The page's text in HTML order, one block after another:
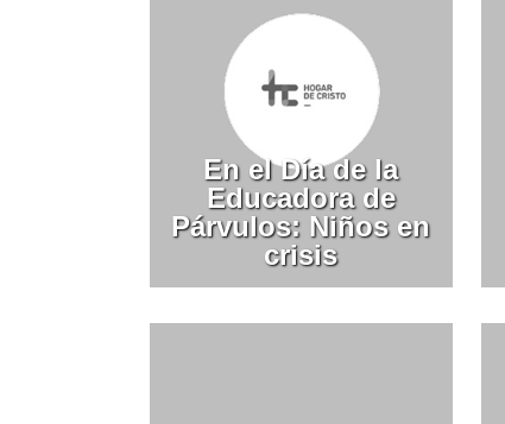
En el Día de la
Educadora de
Párvulos: Niños en
crisis